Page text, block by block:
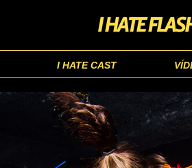
I HATE CAST